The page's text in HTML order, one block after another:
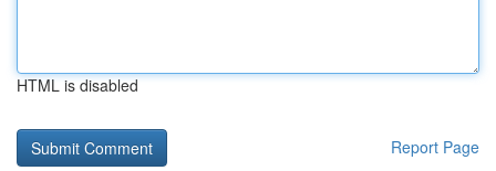
HTML is disabled
Report Page